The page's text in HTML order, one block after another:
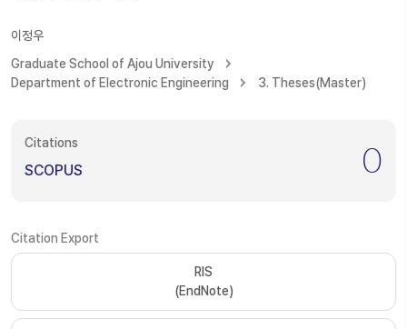
이정우
Graduate School of Ajou University
Department of Electronic Engineering
3. Theses(Master)
Citations
SCOPUS 0
Citation Export
RIS
(EndNote)